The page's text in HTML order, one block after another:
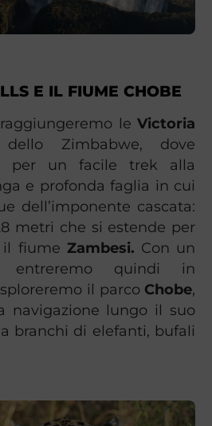
E IL FIUME CHOBE
raggiungeremo leVictoria
Zimbabwe, dove
per un facile trek alla
e profonda faglia in cui
dell’imponente cascata:
metri che si estende per
il fiume Zambesi. Con un
entreremo quindi in
il parco Chobe,
navigazione lungo il suo
branchi di elefanti, bufali